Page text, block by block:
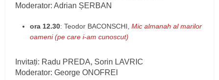
Moderator: Adrian ȘERBAN
ora 12.30: Teodor BACONSCHI,Mic almanah al marilor
oameni (pe care i-am cunoscut)
Invitați: Radu PREDA, Sorin LAVRIC
Moderator: George ONOFREI